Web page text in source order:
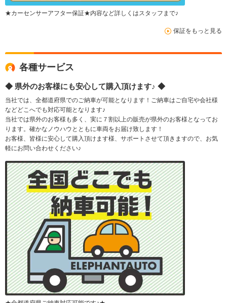
★カーセンサーアフター保証★内容など詳しくはスタッフまで♪
保証をもっと見る
各種サービス
◆ 県外のお客様にも安心して購入頂けます♪ ◆
当社では、全都道府県でのご納車が可能となります！ご納車はご自宅や会社様
などどこへでも対応可能となります♪
当社では県外のお客様も多く、実に７割以上の販売が県外のお客様となってお
ります。確かなノウハウとともに車両をお届け致します！
お客様、皆様に安心して購入頂けます様、サポートさせて頂きますので、お気
軽にお問い合わせください♪